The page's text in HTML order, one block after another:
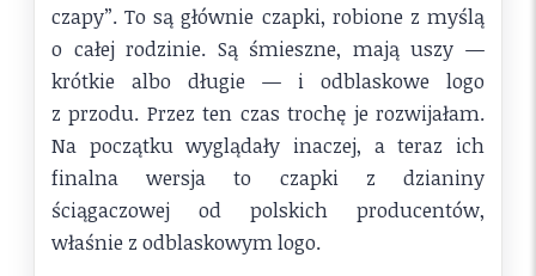
czapy”. To są głównie czapki, robione z myślą
o całej rodzinie. Są śmieszne, mają uszy —
krótkie albo długie — i odblaskowe logo
z przodu. Przez ten czas trochę je rozwijałam.
Na początku wyglądały inaczej, a teraz ich
finalna wersja to czapki z dzianiny
ściągaczowej od polskich producentów,
właśnie z odblaskowym logo.